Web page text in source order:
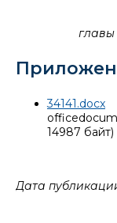
34141.docx
14987 байт)
Дата